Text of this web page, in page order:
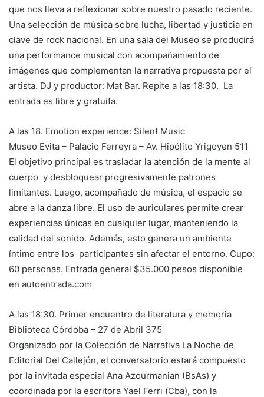
que nos lleva a reflexionar sobre nuestro pasado reciente.
Una selección de música sobre lucha, libertad y justicia en
clave de rock nacional. En una sala del Museo se producirá
una performance musical con acompañamiento de
imágenes que complementan la narrativa propuesta por el
artista. DJ y productor: Mat Bar. Repite a las 18:30. La
entrada es libre y gratuita.
A las 18. Emotion experience: Silent Music
Museo Evita – Palacio Ferreyra – Av. Hipólito Yrigoyen 511
El objetivo principal es trasladar la atención de la mente al
cuerpo y desbloquear progresivamente patrones
limitantes. Luego, acompañado de música, el espacio se
abre a la danza libre. El uso de auriculares permite crear
experiencias únicas en cualquier lugar, manteniendo la
calidad del sonido. Además, esto genera un ambiente
íntimo entre los participantes sin afectar el entorno. Cupo:
60 personas. Entrada general $35.000 pesos disponible
en autoentrada.com
A las 18:30. Primer encuentro de literatura y memoria
Biblioteca Córdoba – 27 de Abril 375
Organizado por la Colección de Narrativa La Noche de
Editorial Del Callejón, el conversatorio estará compuesto
por la invitada especial Ana Azourmanian (BsAs) y
coordinada por la escritora Yael Ferri (Cba), con la